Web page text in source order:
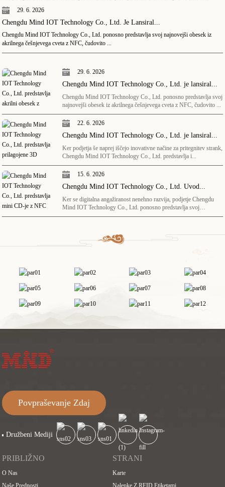
29. 6. 2026
Chengdu Mind IOT Technology Co., Ltd. Je Lansiral...
Chengdu Mind IOT Technology Co., Ltd. ponosno predstavlja svoj najnovejši obesek iz
akrilnega češnjevega cveta z NFC, čudovito ...
29. 6. 2026
Chengdu Mind IOT Technology Co., Ltd. je lansiral...
Chengdu Mind IOT Technology Co., Ltd. ponosno predstavlja svoj
najnovejši obesek iz akrilnega češnjevega cveta z NFC, čudovito ...
22. 6. 2026
Chengdu Mind IOT Technology Co., Ltd. je lansiral...
Ker podjetja še naprej iščejo inovativne načine za pritegnitev strank,
Chengdu Mind IOT Technology Co., Ltd. predstavlja i...
15. 6. 2026
Chengdu Mind IOT Technology Co., Ltd. Uvod...
Ker se digitalna angažiranost nenehno razvija, podjetje Chengdu
Mind IOT Technology Co., Ltd. ponosno predstavlja svoj
najnovejši NFC Min...
Povpraševanje Zdaj
Družbeni Mediji
PRIBLIŽNO
O Nas
STRANI
Karte